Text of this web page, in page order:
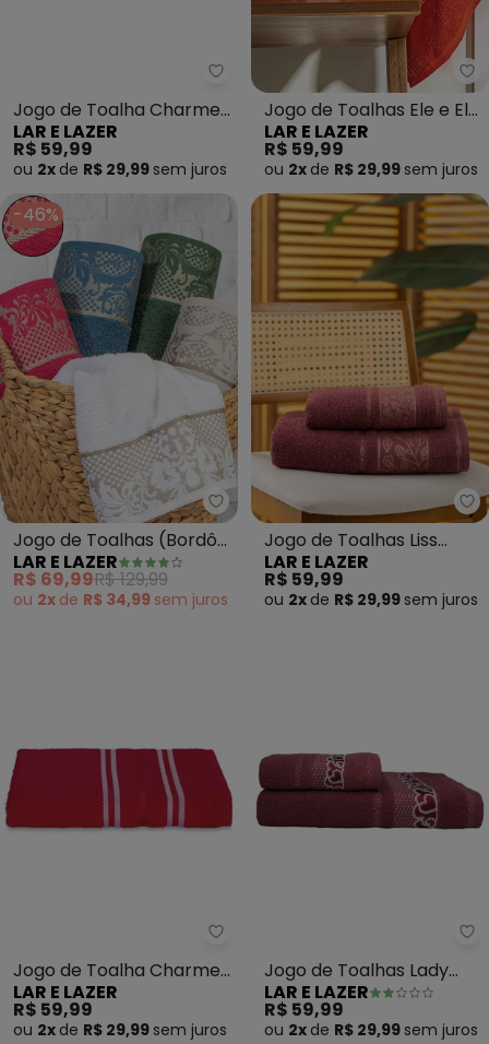
Lar e Lazer - Jogo de Toalha
Jogo de Toalha Charme
(Marsala) 2 Peças
LAR E LAZER
R$ 59,99
ou 2x de R$ 29,99 sem juros
Jogo de Toalhas Ele e Ela
(Vermelha) 2 Peças
LAR E LAZER
R$ 59,99
ou 2x de R$ 29,99 sem juros
-46%
Lar e Lazer - Jogo de Toalhas
Jogo de Toalhas (Bordô)
2 Peças
LAR E LAZER
R$ 69,99R$ 129,99
ou 2x de R$ 34,99 sem juros
Jogo de Toalhas Liss
(Bordô) 2 Peças
LAR E LAZER
R$ 59,99
ou 2x de R$ 29,99 sem juros
Lar e Lazer - Jogo de Toalha
Jogo de Toalha Charme
(Vermelha) 2 Peças
LAR E LAZER
R$ 59,99
ou 2x de R$ 29,99 sem juros
Jogo de Toalhas Lady
(Rubi) 2 Peças
LAR E LAZER
R$ 59,99
ou 2x de R$ 29,99 sem juros